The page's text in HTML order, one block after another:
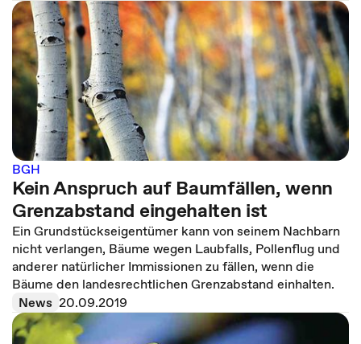
BGH
Kein Anspruch auf Baumfällen, wenn
Grenzabstand eingehalten ist
Ein Grundstückseigentümer kann von seinem Nachbarn
nicht verlangen, Bäume wegen Laubfalls, Pollenflug und
anderer natürlicher Immissionen zu fällen, wenn die
Bäume den landesrechtlichen Grenzabstand einhalten.
News 20.09.2019